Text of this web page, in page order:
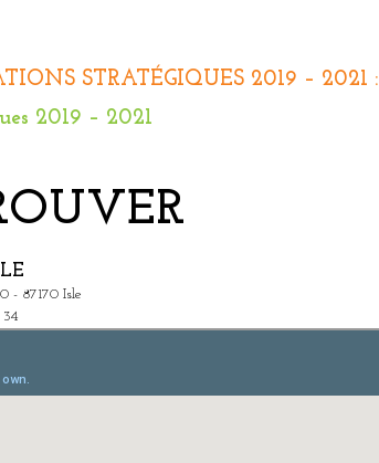
STRATÉGIQUES 2019 – 2021 :
2019 – 2021
- 87170 Isle